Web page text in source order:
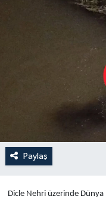
Paylaş
Dicle Nehri üzerinde Dünya
Bi̇li̇m &
Eği̇ti̇m